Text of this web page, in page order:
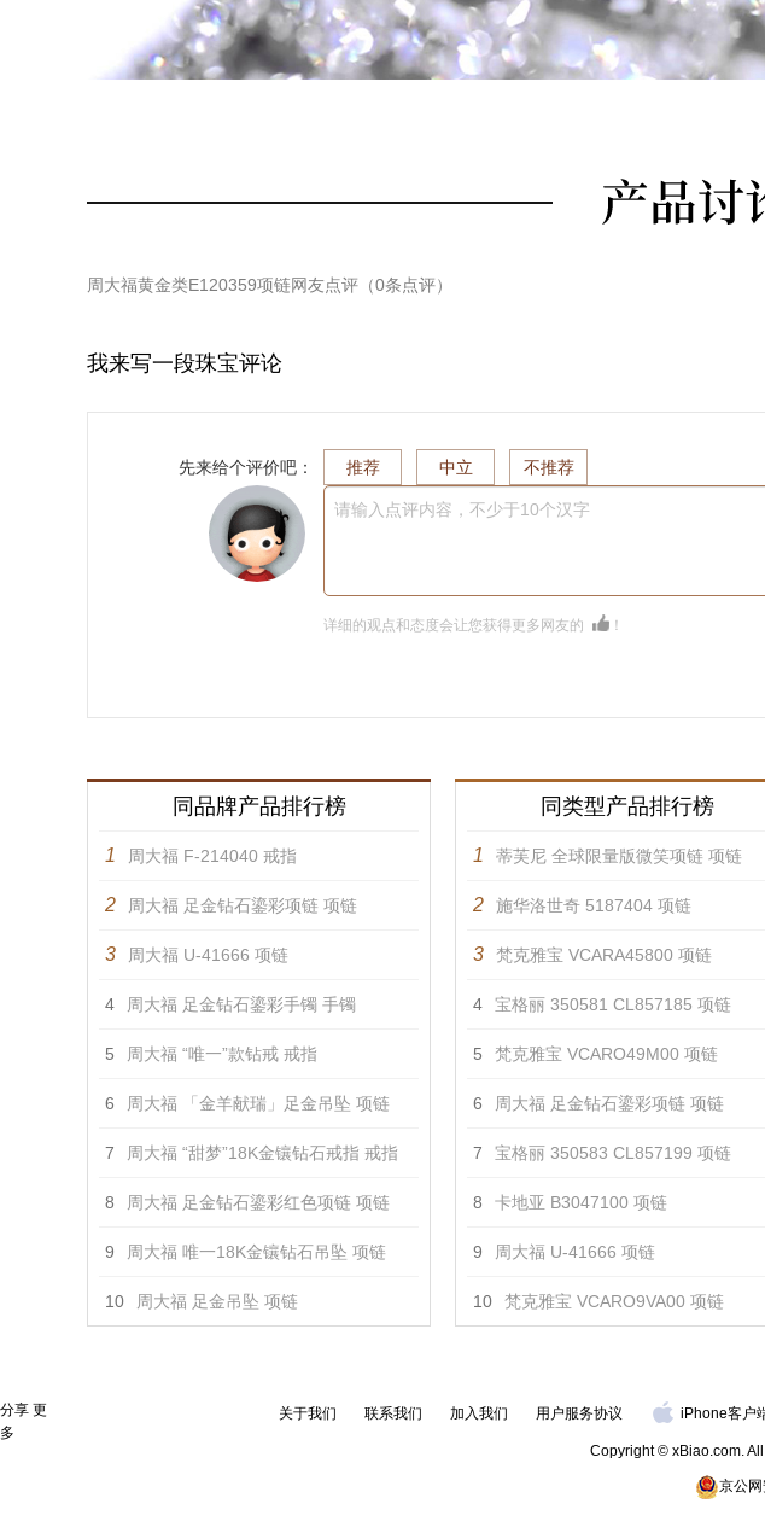
周大福黄金类E120359项链网友点评（0条点评）
我来写一段珠宝评论
先来给个评价吧： 推荐 中立 不推荐
请输入点评内容，不少于10个汉字
详细的观点和态度会让您获得更多网友的 ！
同品牌产品排行榜
1 周大福 F-214040 戒指
2 周大福 足金钻石鎏彩项链 项链
3 周大福 U-41666 项链
4 周大福 足金钻石鎏彩手镯 手镯
5 周大福 “唯一”款钻戒 戒指
6 周大福 「金羊献瑞」足金吊坠 项链
7 周大福 “甜梦”18K金镶钻石戒指 戒指
8 周大福 足金钻石鎏彩红色项链 项链
9 周大福 唯一18K金镶钻石吊坠 项链
10 周大福 足金吊坠 项链
同类型产品排行榜
1 蒂芙尼 全球限量版微笑项链 项链
2 施华洛世奇 5187404 项链
3 梵克雅宝 VCARA45800 项链
4 宝格丽 350581 CL857185 项链
5 梵克雅宝 VCARO49M00 项链
6 周大福 足金钻石鎏彩项链 项链
7 宝格丽 350583 CL857199 项链
8 卡地亚 B3047100 项链
9 周大福 U-41666 项链
10 梵克雅宝 VCARO9VA00 项链
分享 更
多
关于我们 联系我们 加入我们 用户服务协议 iPhone客户
Copyright © xBiao.com.
京公